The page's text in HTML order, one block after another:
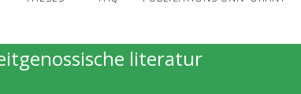
literatur